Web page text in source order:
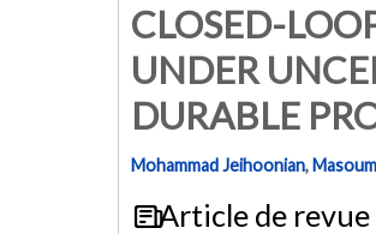
CLOSED-
UNDER
DURABLE
Mohammad Jeihoonian,
Article de